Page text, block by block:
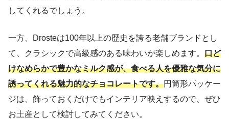
してくれるでしょう。
一方、Drosteは100年以上の歴史を誇る老舗ブランドとし
て、クラシックで高級感のある味わいが楽しめます。 口ど
けなめらかで豊かなミルク感が、食べる人を優雅な気分に
誘ってくれる魅力的なチョコレートです。円筒形パッケー
ジは、飾っておくだけでもインテリア映えするので、ぜひ
お土産として検討してみてください。